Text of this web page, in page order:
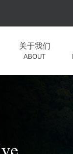
关于我们
ABOUT